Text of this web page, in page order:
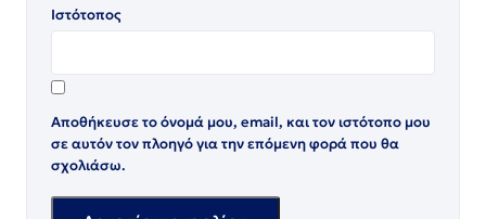
Ιστότοπος
Αποθήκευσε το όνομά μου, email, και τον ιστότοπο μου
σε αυτόν τον πλοηγό για την επόμενη φορά που θα
σχολιάσω.